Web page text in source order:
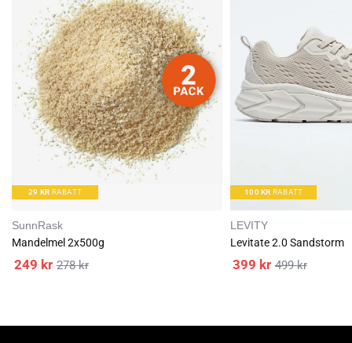
29 KR RABATT
L
SunnRask
Mandelmel 2x500g
278kr
249 kr
100KR RABATT
LEVITY
Levitate 2.0 Sandstorm
499kr
399 kr